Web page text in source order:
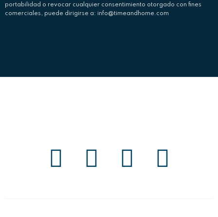
portabilidad o revocar cualquier consentimiento otorgado con fines
comerciales, puede dirigirse a: info@timeandhome.com